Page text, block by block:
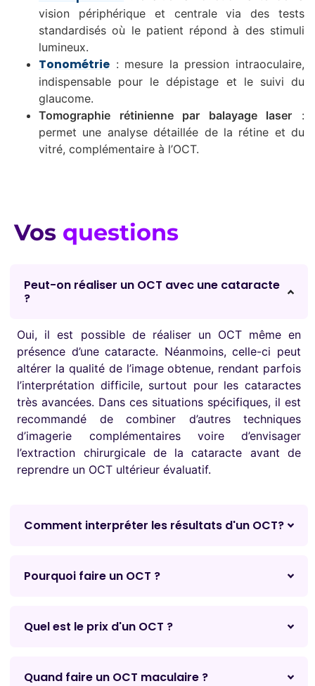
vision périphérique et centrale via des tests
standardisés où le patient répond à des stimuli
lumineux.
Tonométrie : mesure la pression intraoculaire,
indispensable pour le dépistage et le suivi du
glaucome.
Tomographie rétinienne par balayage laser :
permet une analyse détaillée de la rétine et du
vitré, complémentaire à l’OCT.
Vos questions
Peut-on réaliser un OCT avec une cataracte
?
Oui, il est possible de réaliser un OCT même en
présence d’une cataracte. Néanmoins, celle-ci peut
altérer la qualité de l’image obtenue, rendant parfois
l’interprétation difficile, surtout pour les cataractes
très avancées. Dans ces situations spécifiques, il est
recommandé de combiner d’autres techniques
d’imagerie complémentaires voire d’envisager
l’extraction chirurgicale de la cataracte avant de
reprendre un OCT ultérieur évaluatif.
Comment interpréter les résultats d'un OCT?
Pourquoi faire un OCT ?
Quel est le prix d'un OCT ?
Quand faire un OCT maculaire ?